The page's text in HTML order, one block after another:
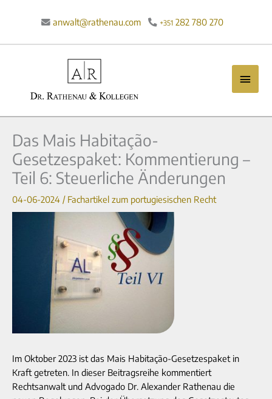
 anwalt@rathenau.com +351 282 780 270
Das Mais Habitação-
Gesetzespaket: Kommentierung –
Teil 6: Steuerliche Änderungen
04-06-2024 / Fachartikel zum portugiesischen Recht
Im Oktober 2023 ist das Mais Habitação-Gesetzespaket in
Kraft getreten. In dieser Beitragsreihe kommentiert
Rechtsanwalt und Advogado Dr. Alexander Rathenau die